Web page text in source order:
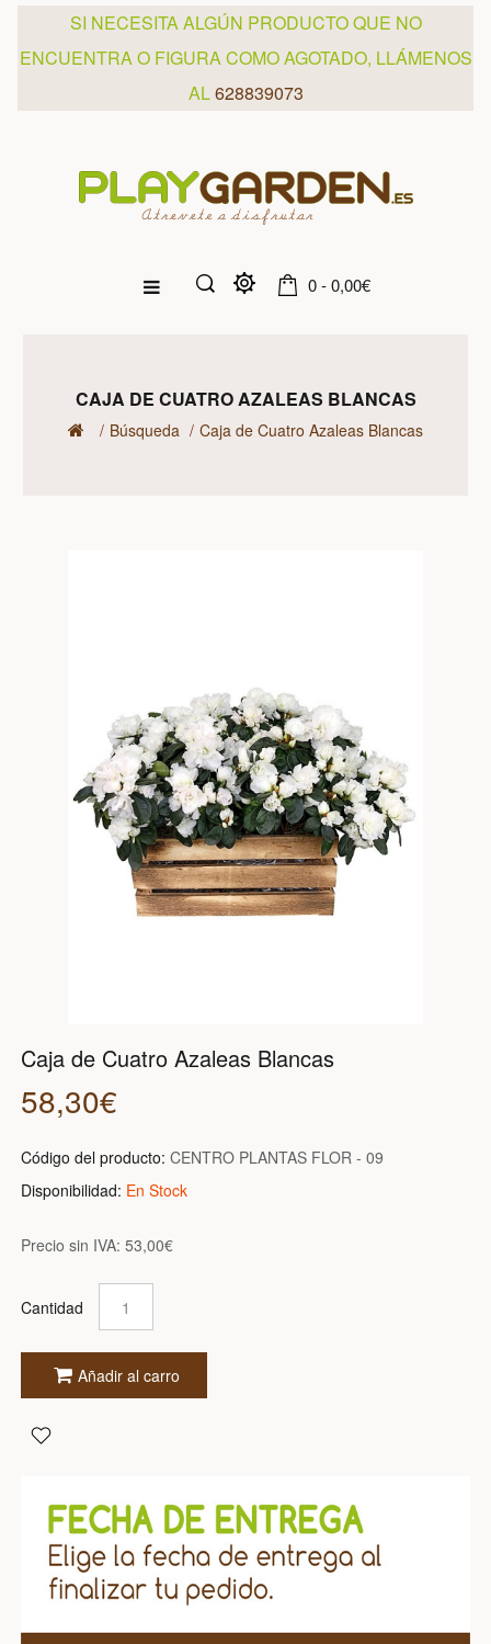
SI NECESITA ALGÚN PRODUCTO QUE NO
ENCUENTRA O FIGURA COMO AGOTADO, LLÁMENOS
AL628839073
0 - 0,00€
CAJA DE CUATRO AZALEAS BLANCAS
Búsqueda Caja de Cuatro Azaleas Blancas
Caja de Cuatro Azaleas Blancas
58,30€
Código del producto: CENTRO PLANTAS FLOR - 09
Disponibilidad: En Stock
Precio sin IVA: 53,00€
Cantidad
Añadir al carro